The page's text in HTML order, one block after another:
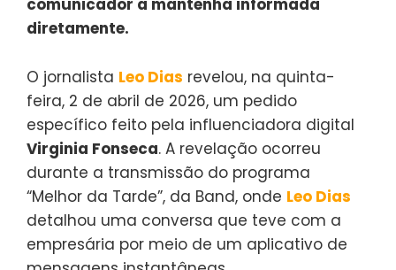
comunicador a mantenha informada
diretamente.
O jornalista Leo Dias revelou, na quinta-
feira, 2 de abril de 2026, um pedido
específico feito pela influenciadora digital
Virginia Fonseca. A revelação ocorreu
durante a transmissão do programa
“Melhor da Tarde”, da Band, onde Leo Dias
detalhou uma conversa que teve com a
empresária por meio de um aplicativo de